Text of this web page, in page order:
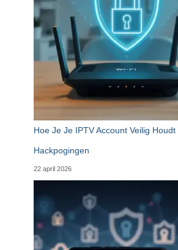
Hoe Je Je IPTV Account Veilig Houdt
Hackpogingen
22 april 2026